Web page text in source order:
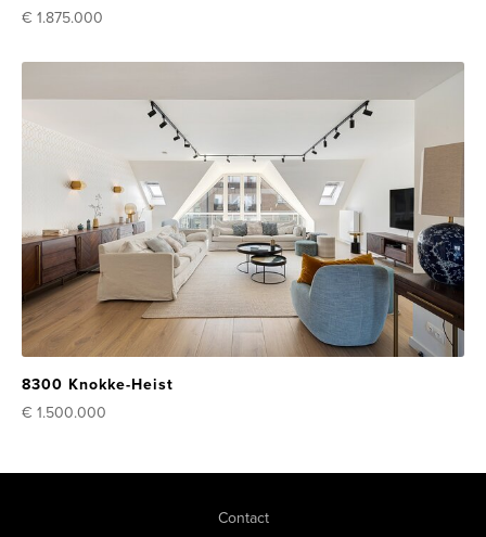
€ 1.875.000
8300 Knokke-Heist
€ 1.500.000
Contact